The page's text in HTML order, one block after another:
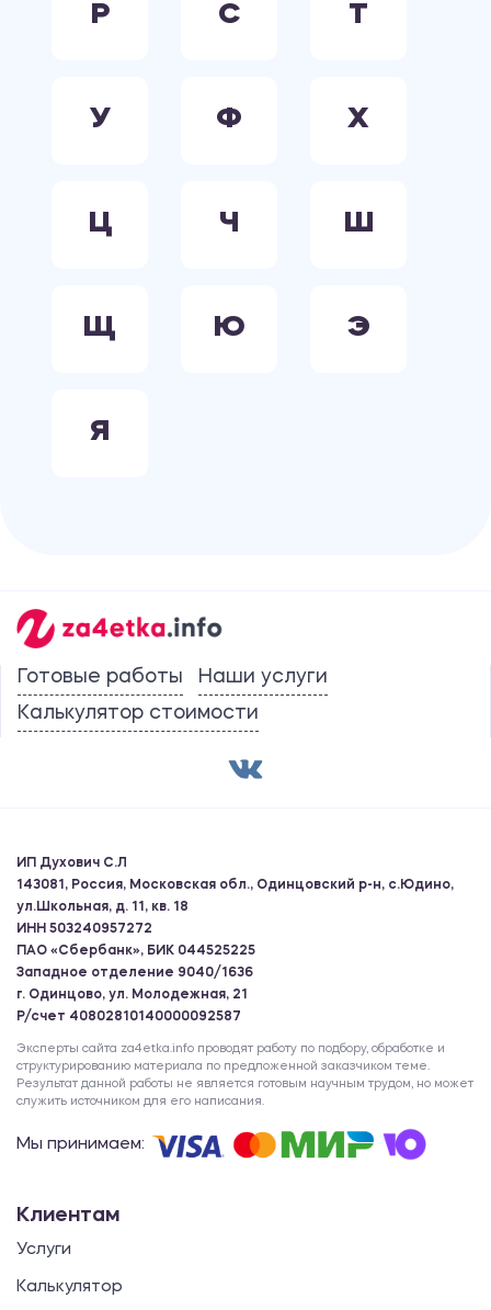
Р С Т
У Ф Х
Ц Ч Ш
Щ Ю Э
Я
Готовые работы
Наши услуги
Калькулятор стоимости
ИП Духович С.Л
143081, Россия, Московская обл., Одинцовский р-н, с.Юдино,
ул.Школьная, д. 11, кв. 18
ИНН 503240957272
ПАО «Сбербанк», БИК 044525225
Западное отделение 9040/1636
г. Одинцово, ул. Молодежная, 21
Р/счет 40802810140000092587
Эксперты сайта za4etka.info проводят работу по подбору, обработке и
структурированию материала по предложенной заказчиком теме.
Результат данной работы не является готовым научным трудом, но может
служить источником для его написания.
Мы принимаем:
Клиентам
Услуги
Калькулятор